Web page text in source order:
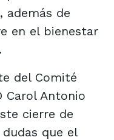
además de
en el bienestar
del Comité
Carol Antonio
cierre de
que el